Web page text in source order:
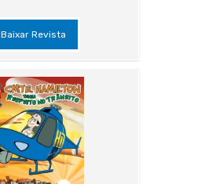
Baixar Revista